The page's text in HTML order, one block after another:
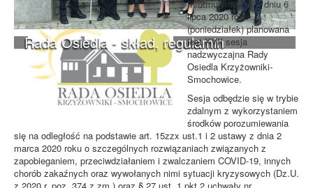
Rada Osiedla - skład, regulamin
Informujemy, że w dniu 6
lipca 2020 roku
(poniedziałek) planowana
jest XVII sesja
nadzwyczajna Rady
Osiedla Krzyżowniki-
Smochowice.
Sesja odbędzie się w trybie
zdalnym z wykorzystaniem
środków porozumiewania
się na odległość na podstawie art. 15zzx ust.1 i 2 ustawy z dnia 2
marca 2020 roku o szczególnych rozwiązaniach związanych z
zapobieganiem, przeciwdziałaniem i zwalczaniem COVID-19, innych
chorób zakaźnych oraz wywołanych nimi sytuacji kryzysowych (Dz.U.